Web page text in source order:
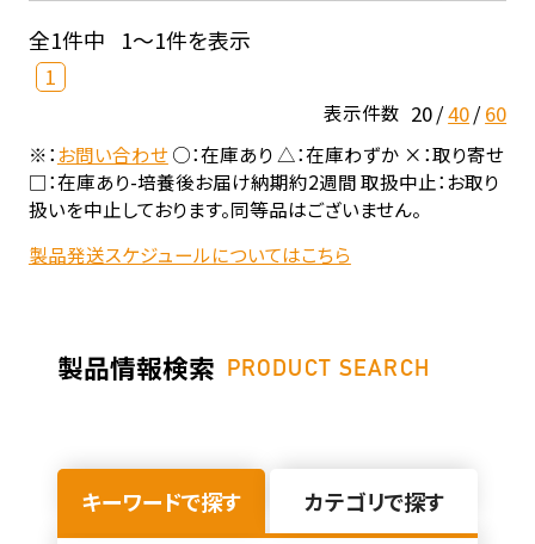
全1件中 1～1件を表示
1
表示件数 20 40 60
※：お問い合わせ○：在庫あり △：在庫わずか ×：取り寄せ
□：在庫あり-培養後お届け納期約2週間 取扱中止：お取り
扱いを中止しております。同等品はございません。
製品発送スケジュールについてはこちら
製品情報検索 PRODUCT SEARCH
キーワードで探す カテゴリで探す